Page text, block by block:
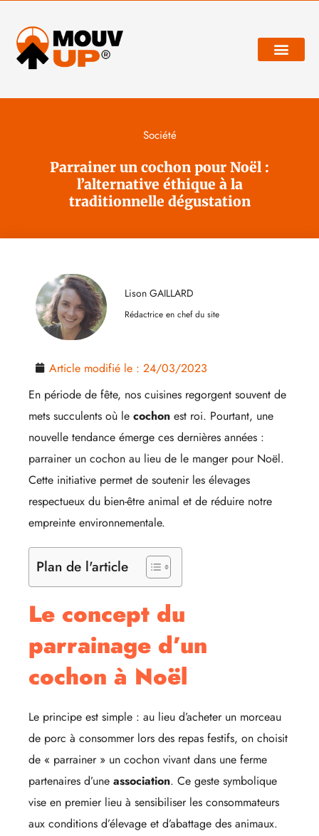
Société
Parrainer un cochon pour Noël :
l’alternative éthique à la
traditionnelle dégustation
Lison GAILLARD
Rédactrice en chef du site
Article modifié le : 24/03/2023
En période de fête, nos cuisines regorgent souvent de
mets succulents où le cochon est roi. Pourtant, une
nouvelle tendance émerge ces dernières années :
parrainer un cochon au lieu de le manger pour Noël.
Cette initiative permet de soutenir les élevages
respectueux du bien-être animal et de réduire notre
empreinte environnementale.
Plan de l'article
Le concept du
parrainage d’un
cochon à Noël
Le principe est simple : au lieu d’acheter un morceau
de porc à consommer lors des repas festifs, on choisit
de « parrainer » un cochon vivant dans une ferme
partenaires d’une association. Ce geste symbolique
vise en premier lieu à sensibiliser les consommateurs
aux conditions d’élevage et d’abattage des animaux.